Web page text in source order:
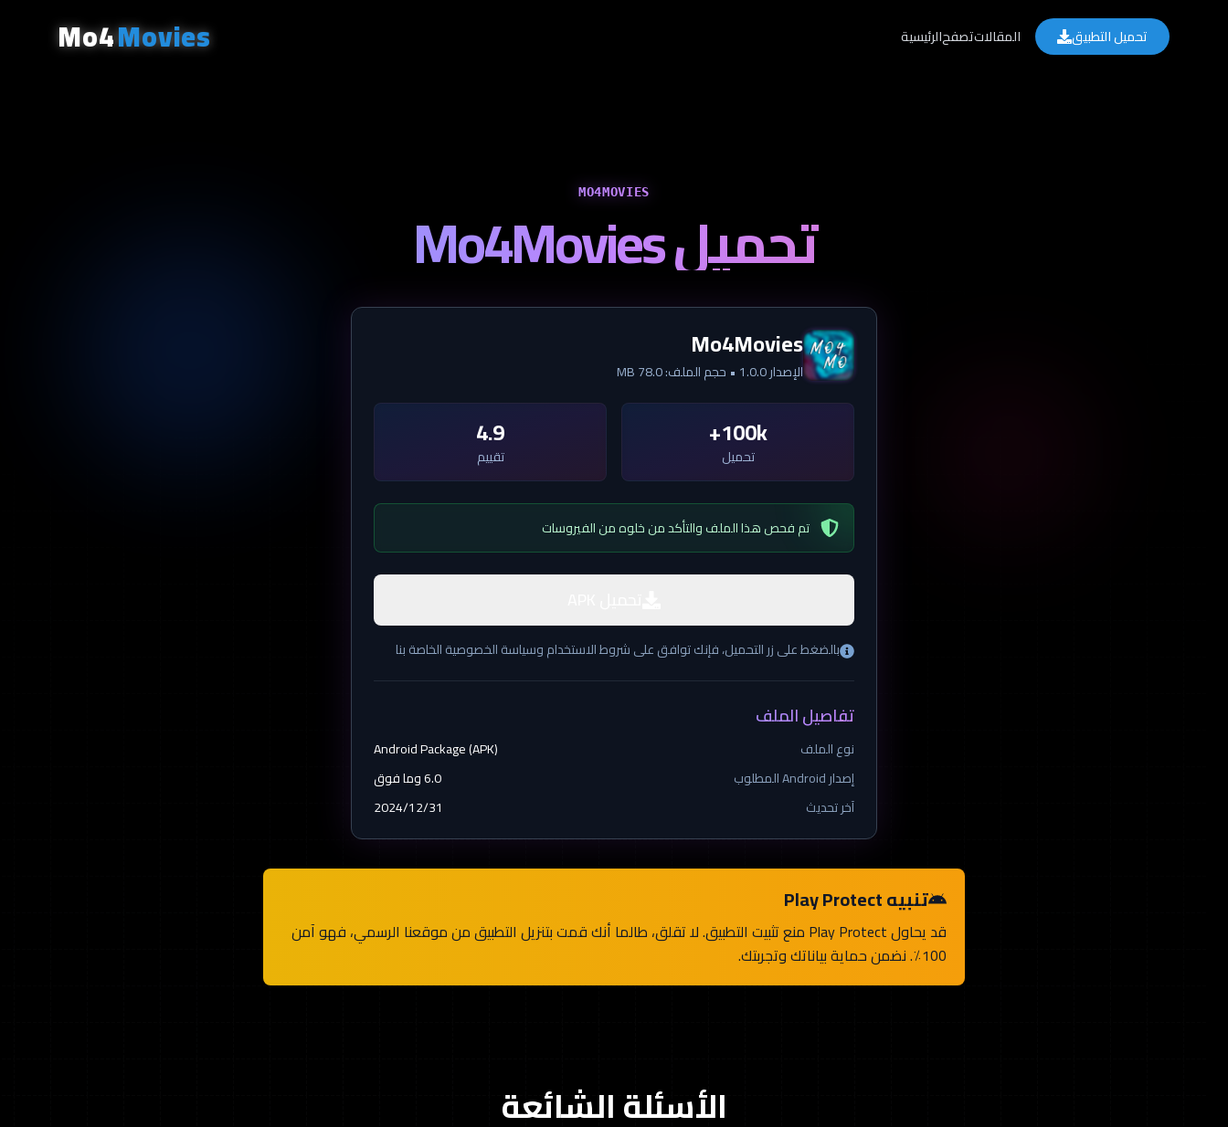
Mo4Movies الرئيسيةتصفحالمقالات تحميل التطبيق
MO4MOVIES تحميل Mo4Movies
Mo4Movies
الإصدار 1.0.0 • حجم الملف: 78.0 MB
100k+
تحميل
4.9
تقييم
تم فحص هذا الملف والتأكد من خلوه من الفيروسات
بالضغط على زر التحميل، فإنك توافق على شروط الاستخدام وسياسة الخصوصية الخاصة بنا
تفاصيل الملف
نوع الملف
Android Package (APK)
إصدار Android المطلوب
6.0 وما فوق
آخر تحديث
2024/12/31
تنبيه Play Protect
قد يحاول Play Protect منع تثبيت التطبيق. لا تقلق، طالما أنك قمت بتنزيل التطبيق من موقعنا الرسمي، فهو آمن
100٪. نضمن حماية بياناتك وتجربتك.
الأسئلة الشائعة